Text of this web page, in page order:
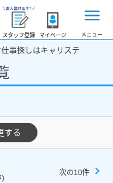
スタッフ登録 マイページ メニュー
事探しはキャリステ
する
)
次の10件